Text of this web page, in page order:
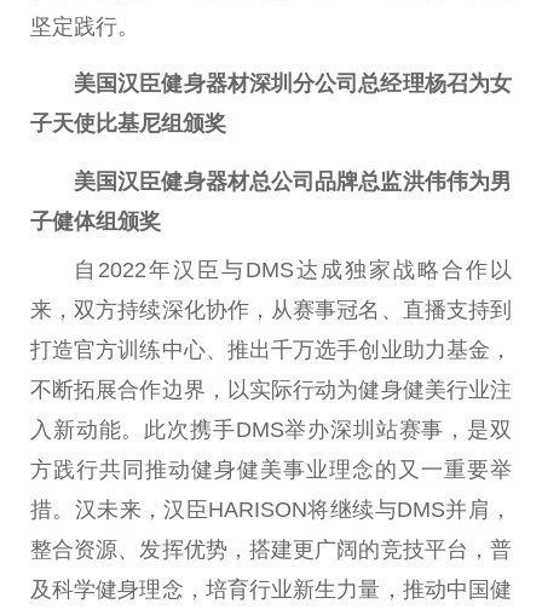
坚定践行。
美国汉臣健身器材深圳分公司总经理杨召为女
子天使比基尼组颁奖
美国汉臣健身器材总公司品牌总监洪伟伟为男
子健体组颁奖
自2022年汉臣与DMS达成独家战略合作以
来，双方持续深化协作，从赛事冠名、直播支持到
打造官方训练中心、推出千万选手创业助力基金，
不断拓展合作边界，以实际行动为健身健美行业注
入新动能。此次携手DMS举办深圳站赛事，是双
方践行共同推动健身健美事业理念的又一重要举
措。汉未来，汉臣HARISON将继续与DMS并肩，
整合资源、发挥优势，搭建更广阔的竞技平台，普
及科学健身理念，培育行业新生力量，推动中国健